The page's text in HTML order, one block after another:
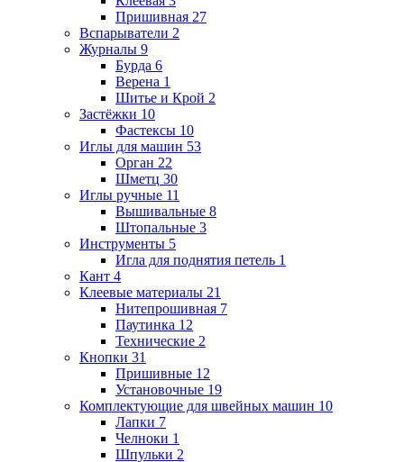
Пришивная 27
Вспарыватели 2
Журналы 9
Бурда 6
Верена 1
Шитье и Крой 2
Застёжки 10
Фастексы 10
Иглы для машин 53
Орган 22
Шметц 30
Иглы ручные 11
Вышивальные 8
Штопальные 3
Инструменты 5
Игла для поднятия петель 1
Кант 4
Клеевые материалы 21
Нитепрошивная 7
Паутинка 12
Технические 2
Кнопки 31
Пришивные 12
Установочные 19
Комплектующие для швейных машин 10
Лапки 7
Челноки 1
Шпульки 2